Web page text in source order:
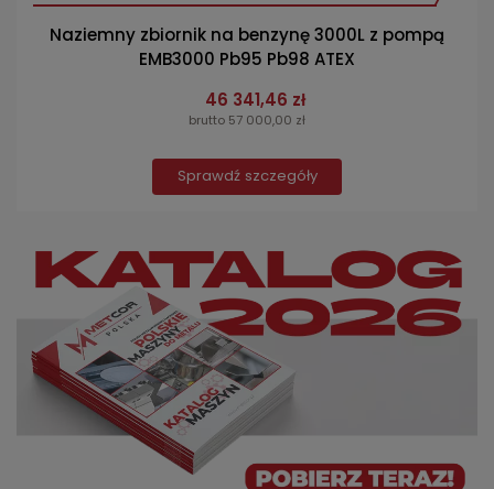
Naziemny zbiornik na benzynę 3000L z pompą
EMB3000 Pb95 Pb98 ATEX
46 341,46 zł
brutto 57 000,00 zł
Sprawdź szczegóły